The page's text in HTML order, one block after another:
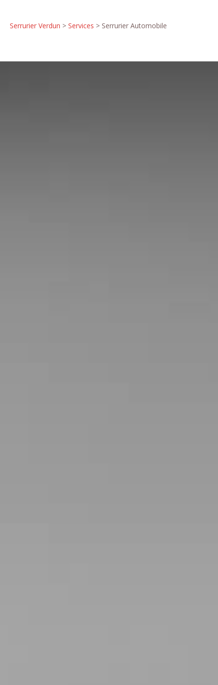
Serrurier Verdun > Services > Serrurier Automobile